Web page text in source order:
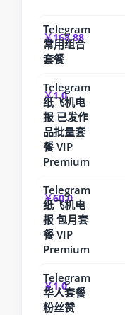
Telegram
常用组合
套餐
￥168.88
Telegram
纸飞机电
报 已发作
品批量套
餐 VIP
Premium
￥1.0
Telegram
纸飞机电
报 包月套
餐 VIP
Premium
￥60.0
Telegram
华人套餐
粉丝赞
￥1.0